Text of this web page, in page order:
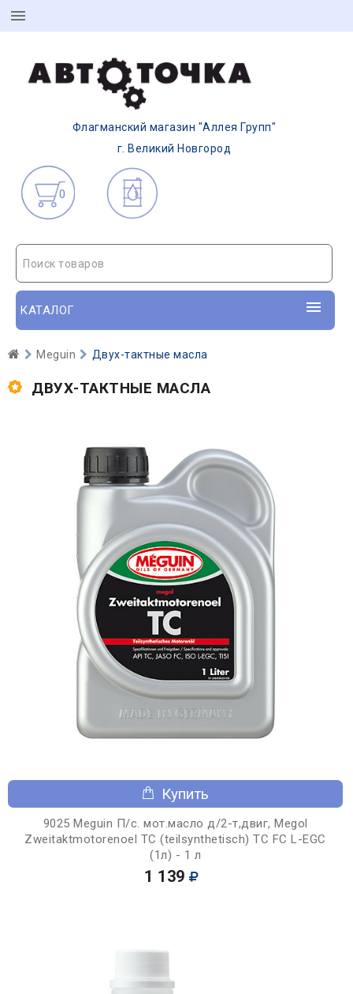
Флагманский магазин "Аллея Групп"
г. Великий Новгород
0
Поиск товаров
КАТАЛОГ
Meguin Двух-тактные масла
ДВУХ-ТАКТНЫЕ МАСЛА
Купить
9025 Meguin П/с. мот.масло д/2-т,двиг, Megol
Zweitaktmotorenoel TC (teilsynthetisch) TC FC L-EGC
(1л) - 1 л
1 139